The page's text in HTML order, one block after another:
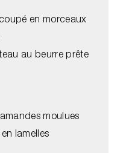
en morceaux
au beurre prête
moulues
lamelles